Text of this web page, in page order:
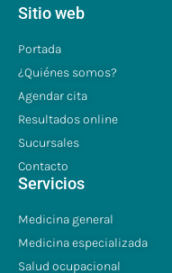
Sitio web
Portada
¿Quiénes somos?
Agendar cita
Resultados online
Sucursales
Contacto
Servicios
Medicina general
Medicina especializada
Salud ocupacional